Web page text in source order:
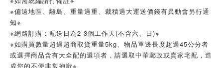
※偏遠地區、離島、重量過重、裁積過大運送價錢有異動會另行通
知※
※網路訂購：配送日為2-3個工作天(不含六、日)※
※如購買數量超過超商取貨重量5kg、物品單邊長度超過45公分者
或選擇商品含有大全配的選項者，請選取中華郵政或賣家宅配，造
成您的不便非常抱歉※